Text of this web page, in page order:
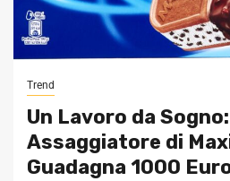
Trend
Un Lavoro da
Assaggiatore di
Guadagna 1000